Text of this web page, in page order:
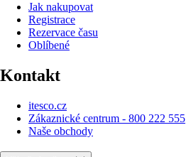
Jak nakupovat
Registrace
Rezervace času
Oblíbené
Kontakt
itesco.cz
Zákaznické centrum - 800 222 555
Naše obchody